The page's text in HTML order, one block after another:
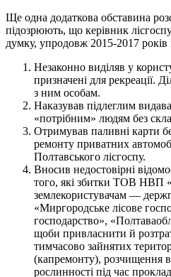
Ще одна додаткова обставина
підозрюють, що керівник
думку, упродовж 2015-2017 років
Незаконно виділяв у
призначені для рекреації.
з ним особам.
Наказував підлеглим
«потрібним» людям без
Отримував паливні карти
ремонту приватних
Полтавського лісгоспу.
Вносив недостовірні
того, які збитки ТОВ НВП
землекористувачам —
«Миргородське лісове
господарство»,
щоби привласнити й
тимчасово зайнятих
(капремонту), розчищення
рослинності під час